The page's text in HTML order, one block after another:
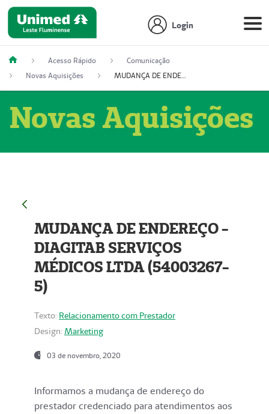
Login
Acesso Rápido
Comunicação
Novas Aquisições
MUDANÇA DE ENDEREÇO - DIAGITAB SERVIÇOS MÉDICOS LTDA (54003267-5)
Novas Aquisições
MUDANÇA DE ENDEREÇO -
DIAGITAB SERVIÇOS
MÉDICOS LTDA (54003267-
5)
Texto: Relacionamento com Prestador
Design: Marketing
03 de novembro, 2020
Informamos a mudança de endereço do
prestador credenciado para atendimentos aos